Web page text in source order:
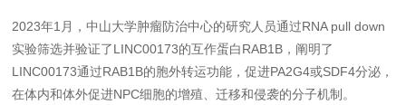
2023年1月，中山大学肿瘤防治中心的研究人员通过RNA pull down
实验筛选并验证了LINC00173的互作蛋白RAB1B，阐明了
LINC00173通过RAB1B的胞外转运功能，促进PA2G4或SDF4分泌，
在体内和体外促进NPC细胞的增殖、迁移和侵袭的分子机制。